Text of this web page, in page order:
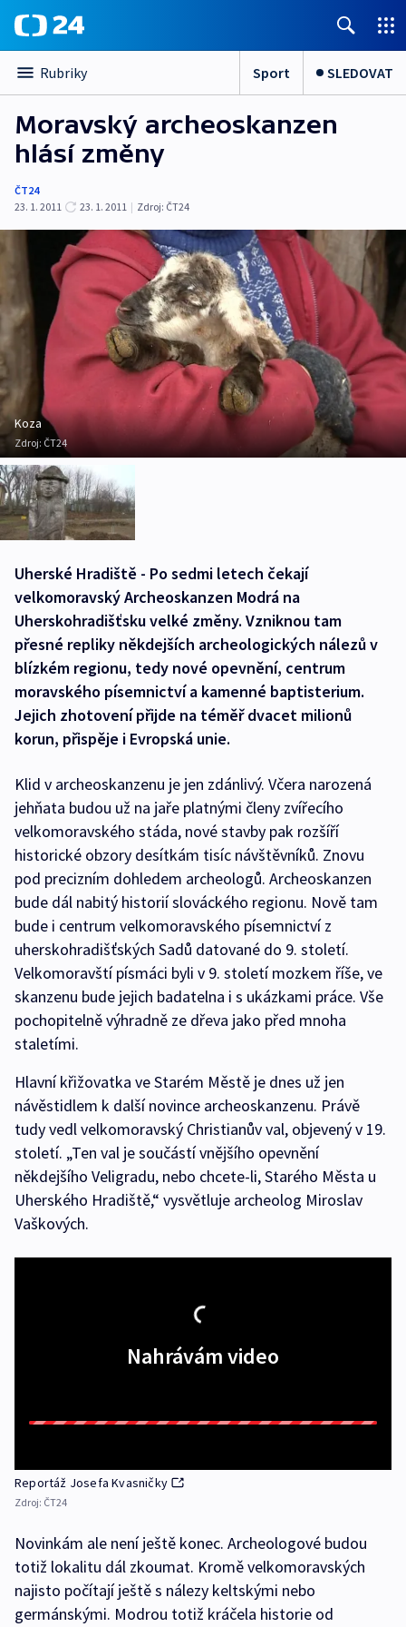
Rubriky Sport SLEDOVAT
Moravský archeoskanzen
hlásí změny
ČT24
23. 1. 2011
23. 1. 2011 | Zdroj: ČT24
Koza
Zdroj: ČT24
Uherské Hradiště - Po sedmi letech čekají
velkomoravský Archeoskanzen Modrá na
Uherskohradišťsku velké změny. Vzniknou tam
přesné repliky někdejších archeologických nálezů v
blízkém regionu, tedy nové opevnění, centrum
moravského písemnictví a kamenné baptisterium.
Jejich zhotovení přijde na téměř dvacet milionů
korun, přispěje i Evropská unie.
Klid v archeoskanzenu je jen zdánlivý. Včera narozená
jehňata budou už na jaře platnými členy zvířecího
velkomoravského stáda, nové stavby pak rozšíří
historické obzory desítkám tisíc návštěvníků. Znovu
pod precizním dohledem archeologů. Archeoskanzen
bude dál nabitý historií slováckého regionu. Nově tam
bude i centrum velkomoravského písemnictví z
uherskohradišťských Sadů datované do 9. století.
Velkomoravští písmáci byli v 9. století mozkem říše, ve
skanzenu bude jejich badatelna i s ukázkami práce. Vše
pochopitelně výhradně ze dřeva jako před mnoha
staletími.
Hlavní křižovatka ve Starém Městě je dnes už jen
návěstidlem k další novince archeoskanzenu. Právě
tudy vedl velkomoravský Christianův val, objevený v 19.
století. „Ten val je součástí vnějšího opevnění
někdejšího Veligradu, nebo chcete-li, Starého Města u
Uherského Hradiště,“ vysvětluje archeolog Miroslav
Vaškových.
Nahrávám video
Reportáž Josefa Kvasničky
Zdroj: ČT24
Novinkám ale není ještě konec. Archeologové budou
totiž lokalitu dál zkoumat. Kromě velkomoravských
najisto počítají ještě s nálezy keltskými nebo
germánskými. Modrou totiž kráčela historie od